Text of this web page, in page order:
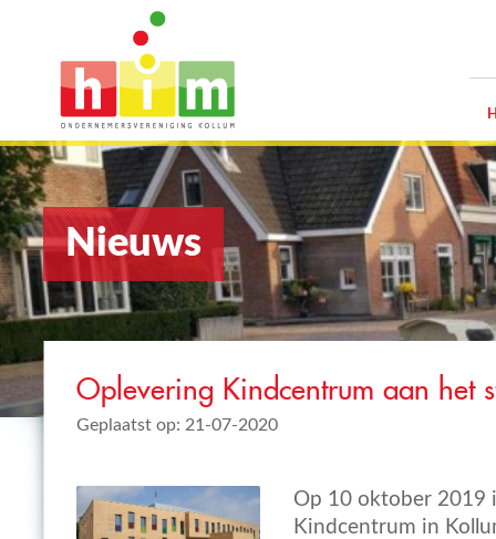
Nieuws
Oplevering Kindcentrum aan het
Geplaatst op: 21-07-2020
Op 10 oktober 2019
Kindcentrum in